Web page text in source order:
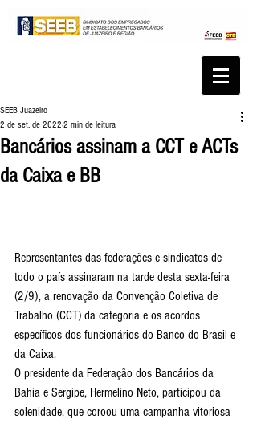
Bancários assinam a CCT e ACTs
da Caixa e BB
SEEB Juazeiro
2 de set. de 2022 2 min de leitura
Representantes das federações e sindicatos de
todo o país assinaram na tarde desta sexta-feira
(2/9), a renovação da Convenção Coletiva de
Trabalho (CCT) da categoria e os acordos
específicos dos funcionários do Banco do Brasil e
da Caixa.
O presidente da Federação dos Bancários da
Bahia e Sergipe, Hermelino Neto, participou da
solenidade, que coroou uma campanha vitoriosa